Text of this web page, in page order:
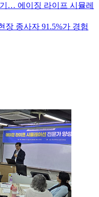
… 에이징 라이프 시뮬레
장 종사자 91.5%가 경험